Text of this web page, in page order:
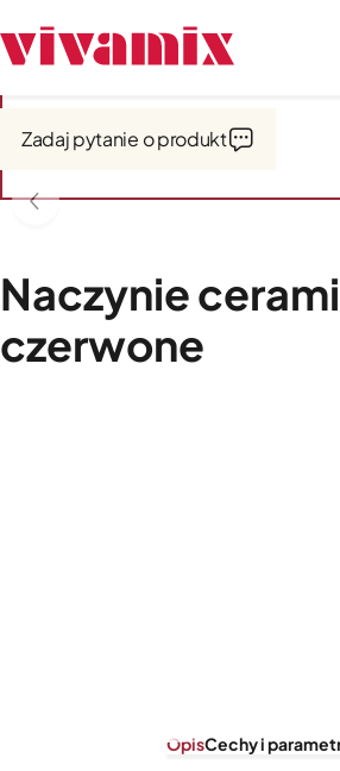
Garnki i naczynia
Naczynie
czerwone
Zadaj pytanie o produkt
OpisCechy i